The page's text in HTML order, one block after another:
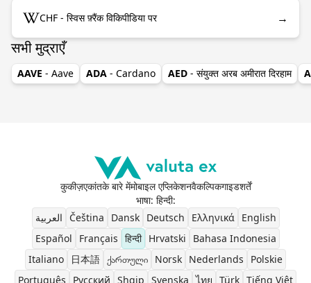
CHF - स्विस फ़्रैंक विकिपीडिया पर →
सभी मुद्राएँ
AAVE - Aave ADA - Cardano AED - संयुक्त अरब अमीरात दिरहाम
कुकीज़एकांतके बारे मेंमोबाइल एप्लिकेशनवैकल्पिकगाइडशर्तें
भाषा: हिन्दी:
العربية
Čeština Dansk Deutsch Ελληνικά
English
Español
Français हिन्दी Hrvatski
Bahasa Indonesia
Italiano
日本語 ქართული Norsk Nederlands
Polskie
Português
Pусский Shqip Svenska ไทย Türk Tiếng Việt